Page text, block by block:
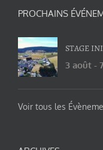
PROCHAINS
STAGE
3 août -
Voir tous les